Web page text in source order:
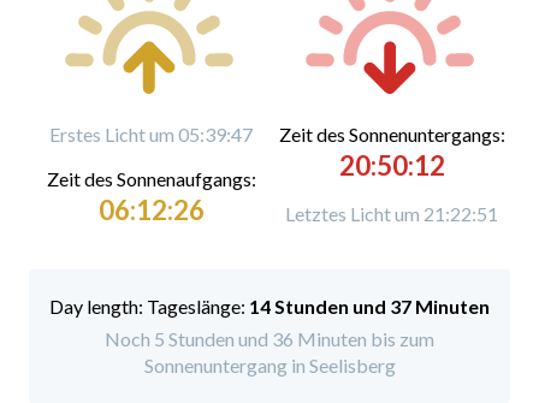
Erstes Licht um 05:39:47
Zeit des Sonnenaufgangs:
06:12:26
Zeit des Sonnenuntergangs:
20:50:12
Letztes Licht um 21:22:51
Tageslänge: 14 Stunden und 37 Minuten
Noch 5 Stunden und 36 Minuten bis zum
Sonnenuntergang in Seelisberg